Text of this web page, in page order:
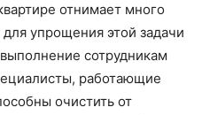
отнимает много
упрощения этой задачи
сотрудникам
работающие
очистить от